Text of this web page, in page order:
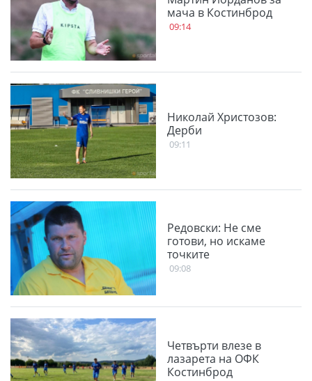
мача в Костинброд
09:14
Николай Христозов:
Дерби
09:11
Редовски: Не сме
готови, но искаме
точките
09:08
Четвърти влезе в
лазарета на ОФК
Костинброд